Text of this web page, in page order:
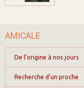
AMICALE
De l'origine à nos jours
Recherche d'un proche